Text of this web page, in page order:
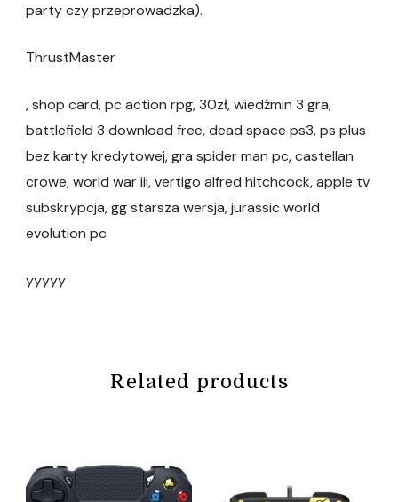
party czy przeprowadzka).
ThrustMaster
, shop card, pc action rpg, 30zł, wiedźmin 3 gra,
battlefield 3 download free, dead space ps3, ps plus
bez karty kredytowej, gra spider man pc, castellan
crowe, world war iii, vertigo alfred hitchcock, apple tv
subskrypcja, gg starsza wersja, jurassic world
evolution pc
yyyyy
Related products